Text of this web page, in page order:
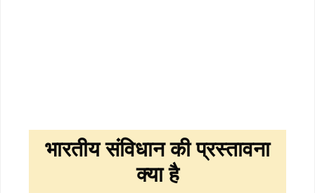
भारतीय संविधान की प्रस्तावना
क्या है